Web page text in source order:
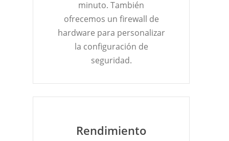
minuto. También
ofrecemos un firewall de
hardware para personalizar
la configuración de
seguridad.
Rendimiento